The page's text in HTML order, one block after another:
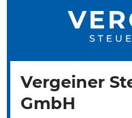
Vergeiner
GmbH